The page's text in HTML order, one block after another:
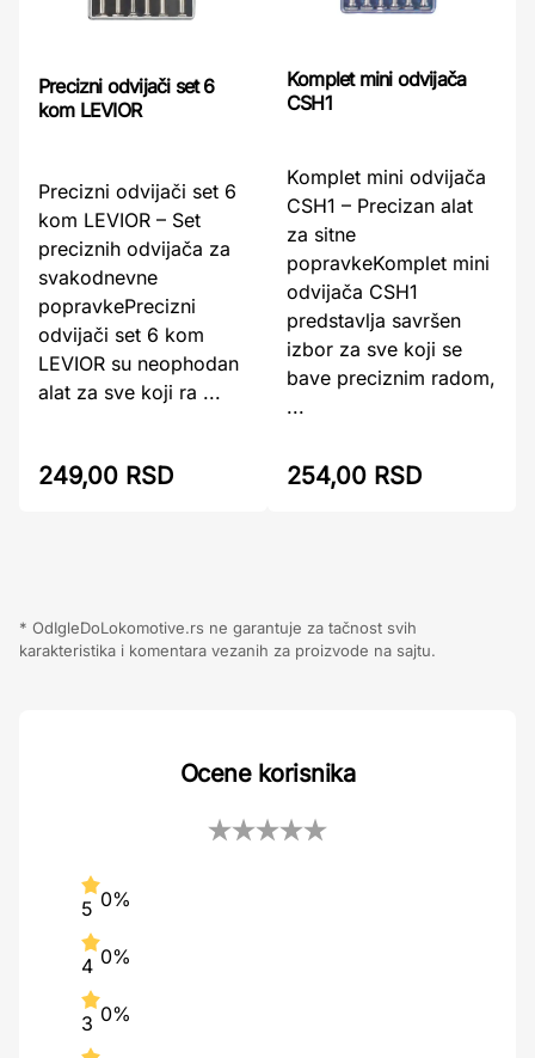
Precizni odvijači set 6
kom LEVIOR
Precizni odvijači set 6
kom LEVIOR – Set
preciznih odvijača za
svakodnevne
popravkePrecizni
odvijači set 6 kom
LEVIOR su neophodan
alat za sve koji ra ...
249,00 RSD
Komplet mini odvijača
CSH1
Komplet mini odvijača
CSH1 – Precizan alat
za sitne
popravkeKomplet mini
odvijača CSH1
predstavlja savršen
izbor za sve koji se
bave preciznim radom,
...
254,00 RSD
* OdIgleDoLokomotive.rs ne garantuje za tačnost svih
karakteristika i komentara vezanih za proizvode na sajtu.
Ocene korisnika
5 0%
4 0%
3 0%